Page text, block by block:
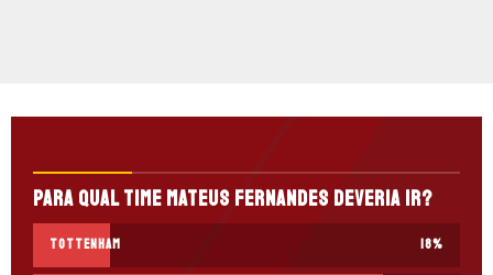
Para qual time Mateus Fernandes deveria ir?
Tottenham 18%